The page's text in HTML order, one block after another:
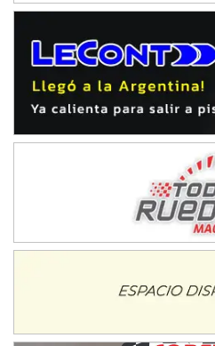
Avellaneda (Santa Fe)
SUR SANTAFESINO - F4
José Samuel Sánchez (Tierra)
Rufino (Santa Fe)